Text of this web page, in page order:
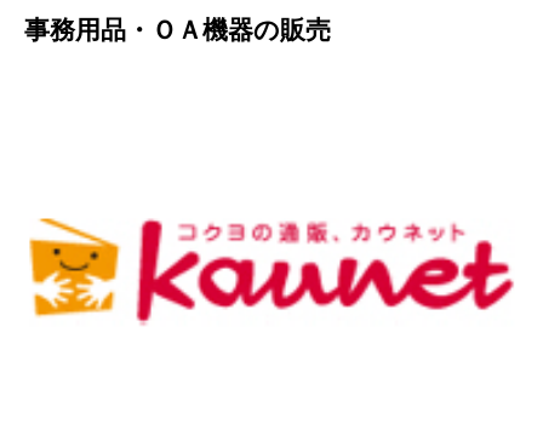
事務用品・ＯＡ機器の販売